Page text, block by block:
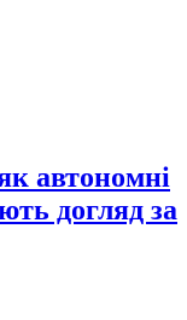
автономні
догляд за